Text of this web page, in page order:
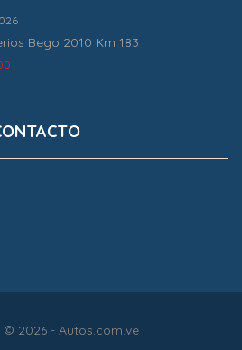
Bego 2010 Km 183
2026 - Autos.com.ve